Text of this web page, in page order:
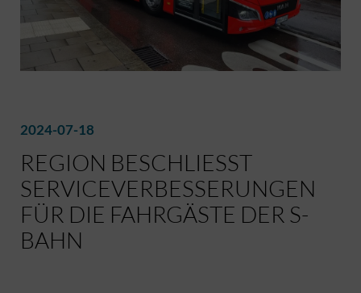
2024-07-18
REGION BESCHLIESST S
ERVICEVERBESSERUNGEN F
ÜR DIE FAHRGÄSTE DER S-B
AHN